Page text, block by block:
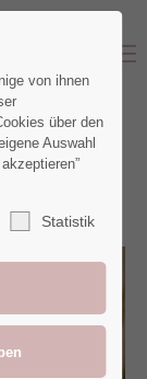
von ihnen
über den
Auswahl
Statistik